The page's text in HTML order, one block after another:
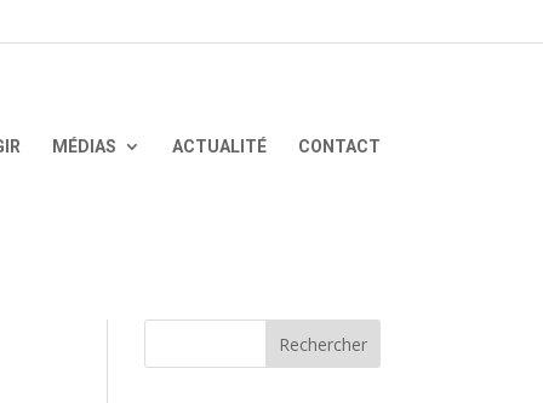
MÉDIAS ACTUALITÉ CONTACT
Rechercher